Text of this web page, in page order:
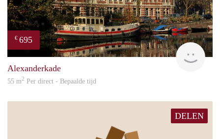
€ 695
Dick
Alexanderkade
55 m2 Per direct - Bepaalde tijd
DELEN